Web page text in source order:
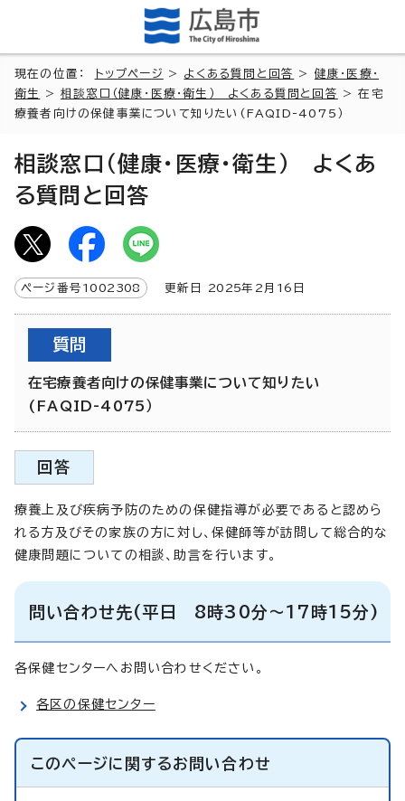
現在の位置： トップページ > よくある質問と回答 > 健康・医療・
衛生
>相談窓口（健康・医療・衛生） よくある質問と回答
> 在宅
療養者向けの保健事業について知りたい(FAQID-4075）
相談窓口（健康・医療・衛生） よくあ
る質問と回答
ページ番号 1002308 更新日 2025年2月 16 日
質問
在宅療養者向けの保健事業について知りたい
(FAQID-4075）
回答
療養上及び疾病予防のための保健指導が必要であると認めら
れる方及びその家族の方に対し、保健師等が訪問して総合的な
健康問題についての相談、助言を行います。
問い合わせ先(平日 8時30分～17時15分)
各保健センターへお問い合わせください。
各区の保健センター
このページに関するお問い合わせ